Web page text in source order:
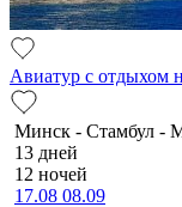
Авиатур с отдыхом
Минск - Стамбул -
13 дней
12 ночей
17.08 08.09